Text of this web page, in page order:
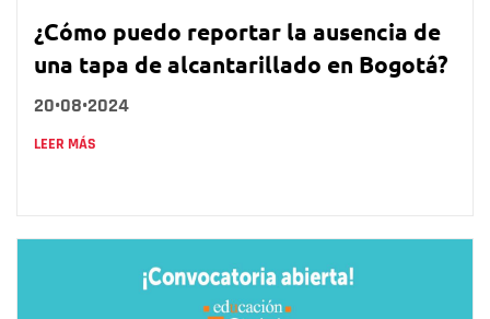
¿Cómo puedo reportar la ausencia de
una tapa de alcantarillado en Bogotá?
20•08•2024
LEER MÁS